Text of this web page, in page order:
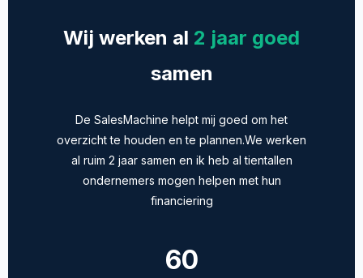
Wij werken al 2 jaar goed
samen
De SalesMachine helpt mij goed om het
overzicht te houden en te plannen.We werken
al ruim 2 jaar samen en ik heb al tientallen
ondernemers mogen helpen met hun
financiering
60